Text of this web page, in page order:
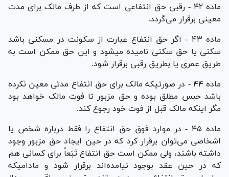
ماده ۴۲ - رقبی حق انتفاعی است که از طرف مالک برای مدت
معینی برقرار می‌گردد.
ماده ۴۳ - اگر حق انتفاع عبارت از سکونت در مسکنی باشد
سکنی یا حق سکنی نامیده میشود و این حق ممکن است به
طریق عمری یا بطریق رقبی برقرار شود.
ماده ۴۴ - در صورتیکه مالک برای حق انتفاع مدتی معین نکرده
باشد حبس مطلق بوده و حق مزبور تا فوت مالک خواهد بود
مگر اینکه مالک قبل از فوت خود رجوع کند.
ماده ۴۵ - در موارد فوق حق انتفاع را فقط درباره شخص یا
اشخاصی می‌توان برقرار کرد که در حین ایجاد حق مزبور وجود
داشته باشند، ولی ممکن است حق انتفاع تَبَعاً برای کسانی هم
که در حین عقد بوجود نیامده‌اند برقرار شود و مادامیکه